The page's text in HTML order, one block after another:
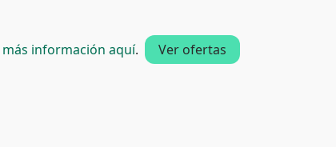
más información aquí. Ver ofertas